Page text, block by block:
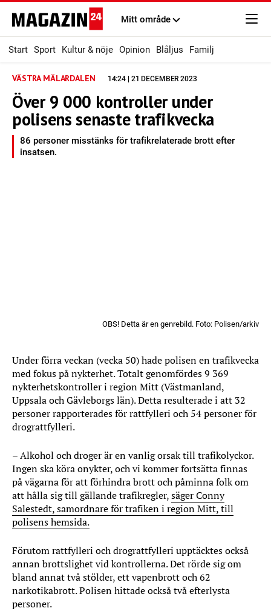
Mitt område
Start Sport Kultur & nöje Opinion Blåljus Familj
VÄSTRA MÄLARDALEN 14:24 | 21 DECEMBER 2023
Över 9 000 kontroller under
polisens senaste trafikvecka
86 personer misstänks för trafikrelaterade brott efter
insatsen.
OBS! Detta är en genrebild. Foto: Polisen/arkiv
Under förra veckan (vecka 50) hade polisen en trafikvecka
med fokus på nykterhet. Totalt genomfördes 9 369
nykterhetskontroller i region Mitt (Västmanland,
Uppsala och Gävleborgs län). Detta resulterade i att 32
personer rapporterades för rattfylleri och 54 personer för
drograttfylleri.
– Alkohol och droger är en vanlig orsak till trafikolyckor.
Ingen ska köra onykter, och vi kommer fortsätta finnas
på vägarna för att förhindra brott och påminna folk om
att hålla sig till gällande trafikregler,säger Conny
Salestedt, samordnare för trafiken i region Mitt, till
polisens hemsida.
Förutom rattfylleri och drograttfylleri upptäcktes också
annan brottslighet vid kontrollerna. Det rörde sig om
bland annat två stölder, ett vapenbrott och 62
narkotikabrott. Polisen hittade också två efterlysta
personer.